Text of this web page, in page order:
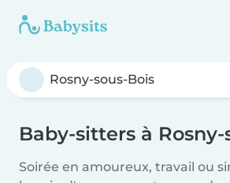
Baby-sitters à Rosny-
Soirée en amoureux, travail ou